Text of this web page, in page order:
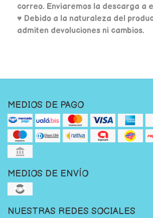
correo. Enviaremos la descarga a
♥ Debido a la naturaleza del
admiten devoluciones ni cambios.
MEDIOS DE PAGO
MEDIOS DE ENVÍO
NUESTRAS REDES SOCIALES